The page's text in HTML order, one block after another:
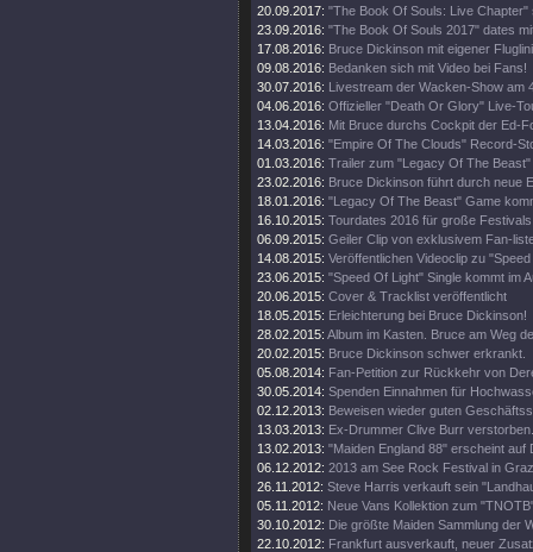
20.09.2017: "The Book Of Souls: Live Chapter"
23.09.2016: "The Book Of Souls 2017" dates
17.08.2016: Bruce Dickinson mit eigener
09.08.2016: Bedanken sich mit Video bei Fans!
30.07.2016: Livestream der Wacken-Show am
04.06.2016: Offizieller "Death Or Glory" Live-
13.04.2016: Mit Bruce durchs Cockpit der Ed-
14.03.2016: "Empire Of The Clouds" Record-
01.03.2016: Trailer zum "Legacy Of The Beast"
23.02.2016: Bruce Dickinson führt durch neue
18.01.2016: "Legacy Of The Beast" Game
16.10.2015: Tourdates 2016 für große
06.09.2015: Geiler Clip von exklusivem Fan-
14.08.2015: Veröffentlichen Videoclip zu
23.06.2015: "Speed Of Light" Single kommt im
20.06.2015: Cover & Tracklist veröffentlicht
18.05.2015: Erleichterung bei Bruce Dickinson!
28.02.2015: Album im Kasten. Bruce am Weg
20.02.2015: Bruce Dickinson schwer erkrankt.
05.08.2014: Fan-Petition zur Rückkehr von
30.05.2014: Spenden Einnahmen für
02.12.2013: Beweisen wieder guten
13.03.2013: Ex-Drummer Clive Burr verstorben.
13.02.2013: "Maiden England 88" erscheint auf
06.12.2012: 2013 am See Rock Festival in Graz
26.11.2012: Steve Harris verkauft sein
05.11.2012: Neue Vans Kollektion zum
30.10.2012: Die größte Maiden Sammlung der
22.10.2012: Frankfurt ausverkauft, neuer